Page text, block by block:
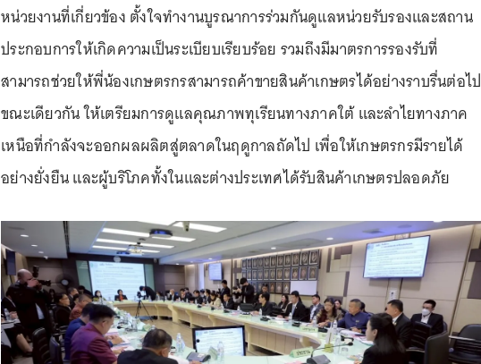
หน่วยงานที่เกี่ยวข้อง ตั้งใจทำงานบูรณาการร่วมกันดูแลหน่วยรับรองและสถาน
ประกอบการให้เกิดความเป็นระเบียบเรียบร้อย รวมถึงมีมาตรการรองรับที่
สามารถช่วยให้พี่น้องเกษตรกรสามารถค้าขายสินค้าเกษตรได้อย่างราบรื่นต่อไป
ขณะเดียวกัน ให้เตรียมการดูแลคุณภาพทุเรียนทางภาคใต้ และลำไยทางภาค
เหนือที่กำลังจะออกผลผลิตสู่ตลาดในฤดูกาลถัดไป เพื่อให้เกษตรกรมีรายได้
อย่างยั่งยืน และผู้บริโภคทั้งในและต่างประเทศได้รับสินค้าเกษตรปลอดภัย